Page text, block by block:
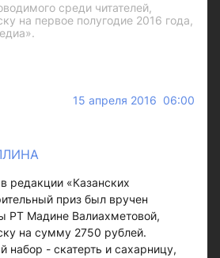
среди читателей,
на первое полугодие 2016 года,
15 апреля 2016 06:00
редакции «Казанских
приз был вручен
РТ Мадине Валиахметовой,
на сумму 2750 рублей.
набор - скатерть и сахарницу,